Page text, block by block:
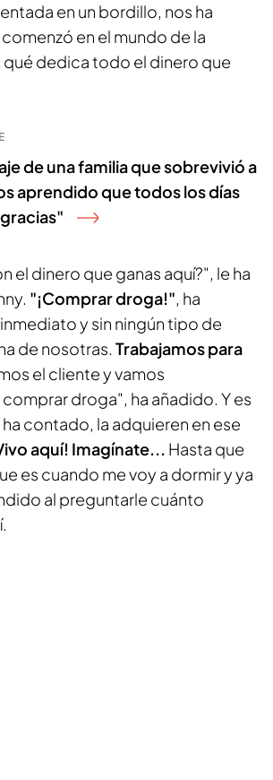
en un bordillo, nos ha
en el mundo de la
dedica todo el dinero que
de una familia que sobrevivió a
aprendido que todos los días
el dinero que ganas aquí?", le ha
"¡Comprar droga!", ha
y sin ningún tipo de
de nosotras. Trabajamos para
el cliente y vamos
droga", ha añadido. Y es
contado, la adquieren en ese
aquí! Imagínate... Hasta que
es cuando me voy a dormir y ya
al preguntarle cuánto